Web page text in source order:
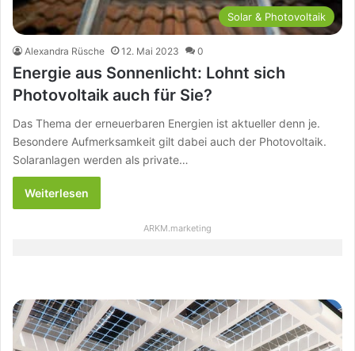
Solar & Photovoltaik
Alexandra Rüsche 12. Mai 2023 0
Energie aus Sonnenlicht: Lohnt sich
Photovoltaik auch für Sie?
Das Thema der erneuerbaren Energien ist aktueller denn je.
Besondere Aufmerksamkeit gilt dabei auch der Photovoltaik.
Solaranlagen werden als private…
Weiterlesen
ARKM.marketing